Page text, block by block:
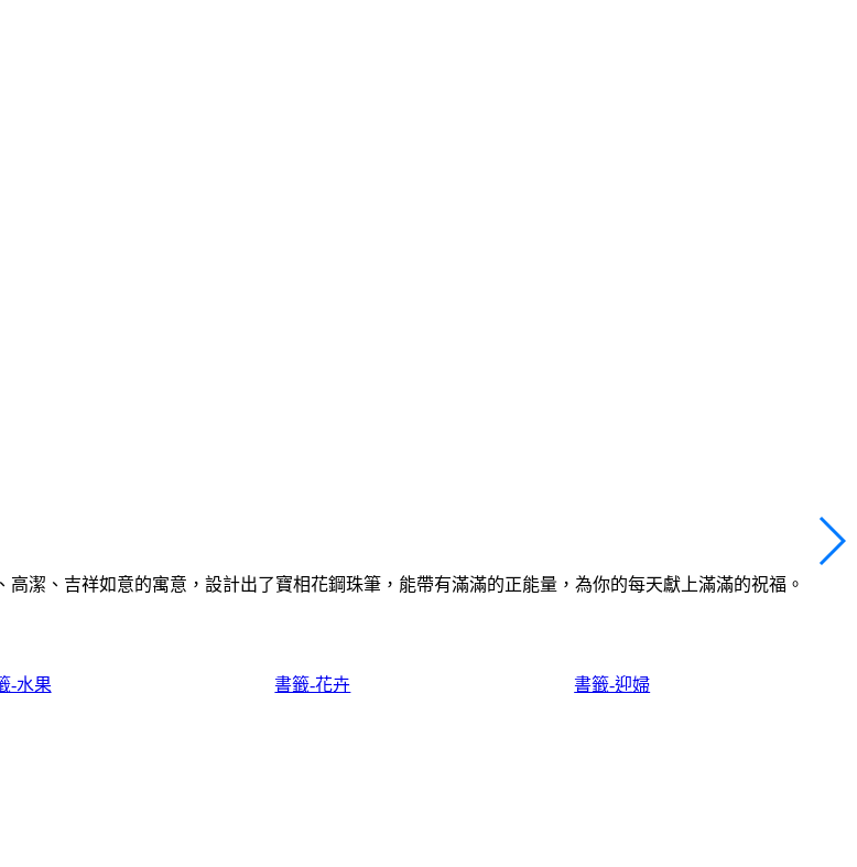
潔、吉祥如意的寓意，設計出了寶相花鋼珠筆，能帶有滿滿的正能量，為你的每天獻上滿滿的祝福。
-水果 書籤-花卉 書籤-迎婦